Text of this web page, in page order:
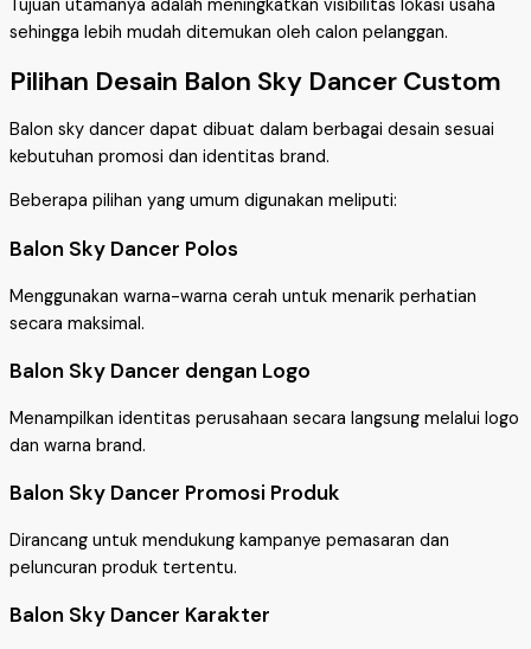
Tujuan utamanya adalah meningkatkan visibilitas lokasi usaha
sehingga lebih mudah ditemukan oleh calon pelanggan.
Pilihan Desain Balon Sky Dancer Custom
Balon sky dancer dapat dibuat dalam berbagai desain sesuai
kebutuhan promosi dan identitas brand.
Beberapa pilihan yang umum digunakan meliputi:
Balon Sky Dancer Polos
Menggunakan warna-warna cerah untuk menarik perhatian
secara maksimal.
Balon Sky Dancer dengan Logo
Menampilkan identitas perusahaan secara langsung melalui logo
dan warna brand.
Balon Sky Dancer Promosi Produk
Dirancang untuk mendukung kampanye pemasaran dan
peluncuran produk tertentu.
Balon Sky Dancer Karakter